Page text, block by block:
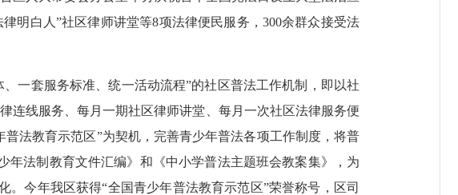
明白人”社区律师讲堂等8项法律便民服务， 300余群众接受法
一套服务标准、统一活动流程”的社区普法工作机制，即以社
连线服务、每月一期社区律师讲堂、每月一次社区法律服务便
法教育示范区”为契机，完善青少年普法各项工作制度，将普
法制教育文件汇编》和《中小学普法主题班会教案集》，为
今年我区获得“全国青少年普法教育示范区”荣誉称号，区司